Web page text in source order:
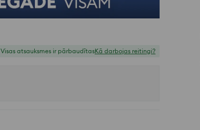
Visas atsauksmes ir pārbaudītasKā darbojas reitingi?